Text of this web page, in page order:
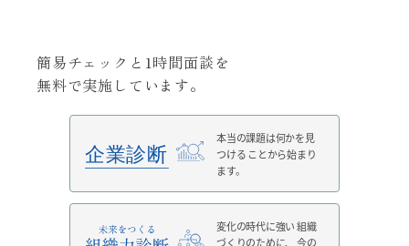
簡易チェックと1時間面談を
無料で実施しています。
本当の課題は何かを見
つける ことから始まり
ます。
変化の時代に強い組織
づくりのために、
今の